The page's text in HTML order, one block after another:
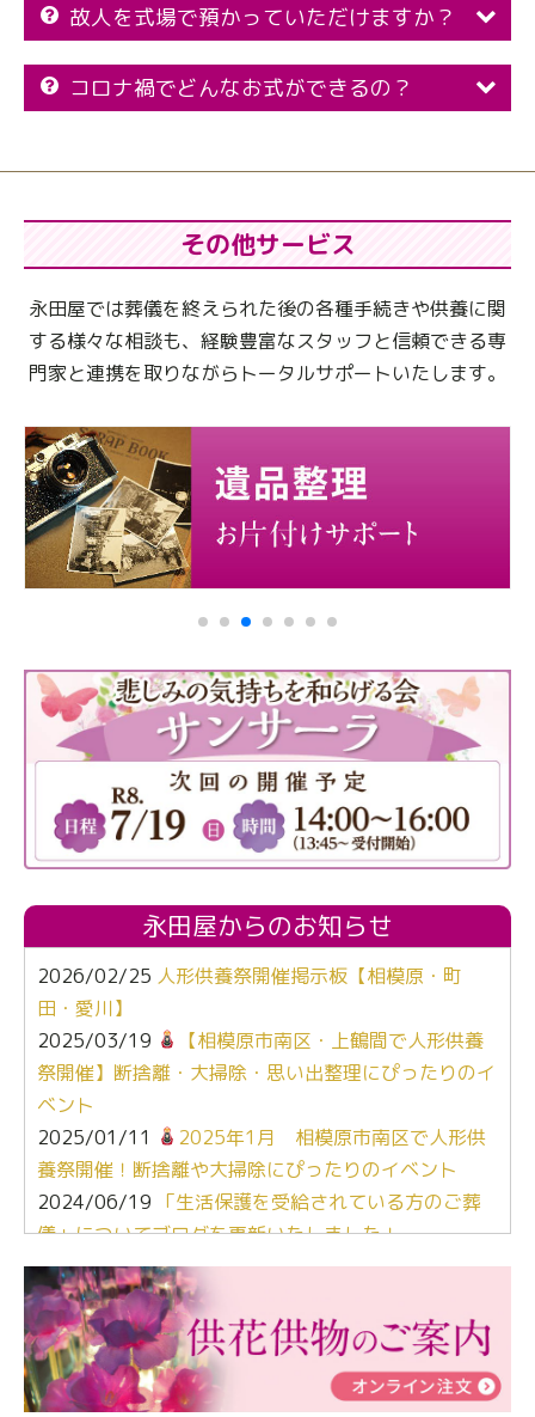
故人を式場で預かっていただけますか？
コロナ禍でどんなお式ができるの？
その他サービス
永田屋では葬儀を終えられた後の各種手続きや供養に関
する様々な相談も、 経験豊富なスタッフと信頼できる専
門家と連携を取りながらトータルサポートいたします。
永田屋からのお知らせ
2026/02/25 人形供養祭開催掲示板【相模原・町
田・愛川】
2025/03/19
【相模原市南区・上鶴間で人形供養
祭開催】断捨離・大掃除・思い出整理にぴったりのイ
ベント
2025/01/11
2025年1月 相模原市南区で人形供
養祭開催！断捨離や大掃除にぴったりのイベント
2024/06/19 「生活保護を受給されている方のご葬
儀」についてブログを更新いたしました！
2024/03/06【終活なるほど教室】「マンガで学
ぶ！はじめてのお葬式」小さな家族葬ハウス®町田成
瀬 ご参加ありがとうございました！
2024/01/19令和6年能登半島地震災害の寄付のご報
告